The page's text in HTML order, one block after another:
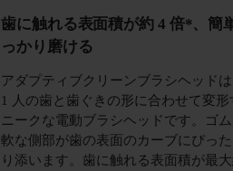
歯に触れる表面積が約 4 倍*、簡
っかり磨ける
アダプティブクリーンブラシヘッド
1 人の歯と歯ぐきの形に合わせて変形
ニークな電動ブラシヘッドです。ゴ
軟な側部が歯の表面のカーブにぴっ
り添います。歯に触れる表面積が最